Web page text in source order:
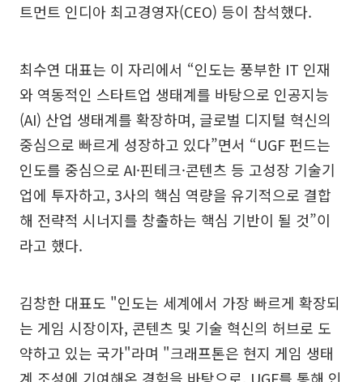
트먼트 인디아 최고경영자(CEO) 등이 참석했다.
최수연 대표는 이 자리에서 “인도는 풍부한 IT 인재
와 역동적인 스타트업 생태계를 바탕으로 인공지능
(AI) 산업 생태계를 확장하며, 글로벌 디지털 혁신의
중심으로 빠르게 성장하고 있다”면서 “UGF 펀드는
인도를 중심으로 AI·핀테크·콘텐츠 등 고성장 기술기
업에 투자하고, 3사의 핵심 역량을 유기적으로 결합
해 전략적 시너지를 창출하는 핵심 기반이 될 것”이
라고 했다.
김창한 대표도 "인도는 세계에서 가장 빠르게 확장되
는 게임 시장이자, 콘텐츠 및 기술 혁신의 허브로 도
약하고 있는 국가"라며 "크래프톤은 현지 게임 생태